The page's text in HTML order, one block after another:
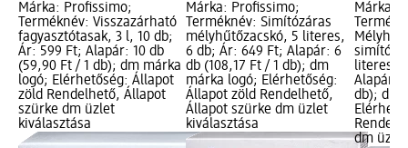
Márka: Profissimo;
Terméknév: Visszazárható
fagyasztótasak, 3 l, 10 db;
Ár: 599 Ft; Alapár: 10 db
(59,90 Ft / 1 db); dm márka
logó; Elérhetőség: Állapot
zöld Rendelhető, Állapot
szürke dm üzlet
kiválasztása
Márka: Profissimo;
Terméknév: Simítózáras
mélyhűtőzacskó, 5 literes,
6 db; Ár: 649 Ft; Alapár: 6
db (108,17 Ft / 1 db); dm
márka logó; Elérhetőség:
Állapot zöld Rendelhető,
Állapot szürke dm üzlet
kiválasztása
Márka:
literes,
Alapár:
db); dm
dm